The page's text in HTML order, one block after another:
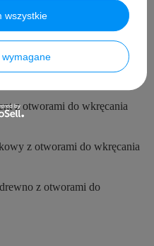
z otworami do wkręcania
z otworami do wkręcania
z otworami do wkręcania
z otworami do
wszystkie